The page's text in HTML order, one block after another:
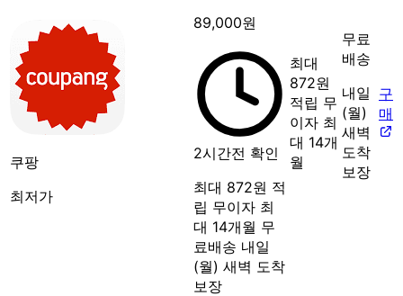
쿠팡
최저가
89,000원
2시간전 확인
최대 872원 적
립 무이자 최
대 14개월 무
료배송 내일
(월) 새벽 도착
보장
최대
872원
적립 무
이자 최
대 14개
월
무료
배송
내일
(월)
새벽
도착
보장
구
매